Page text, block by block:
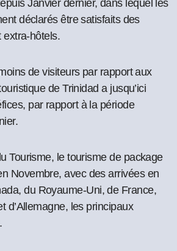
Janvier dernier, dans lequel les
déclarés être satisfaits des
extra-hôtels.
de visiteurs par rapport aux
de Trinidad a jusqu’ici
par rapport à la période
Tourisme, le tourisme de package
Novembre, avec des arrivées en
du Royaume-Uni, de France,
d’Allemagne, les principaux